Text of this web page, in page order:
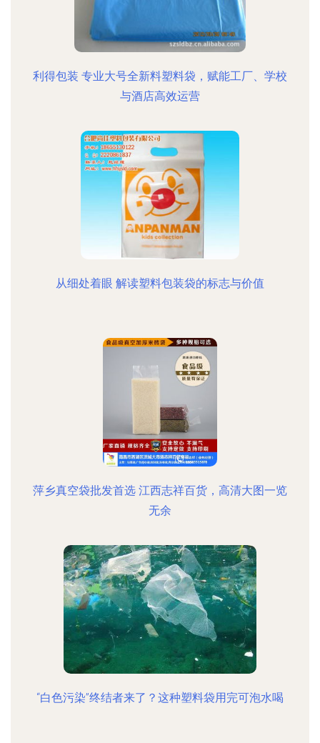
利得包装 专业大号全新料塑料袋，赋能工厂、学校
与酒店高效运营
从细处着眼 解读塑料包装袋的标志与价值
萍乡真空袋批发首选 江西志祥百货，高清大图一览
无余
“白色污染”终结者来了？这种塑料袋用完可泡水喝